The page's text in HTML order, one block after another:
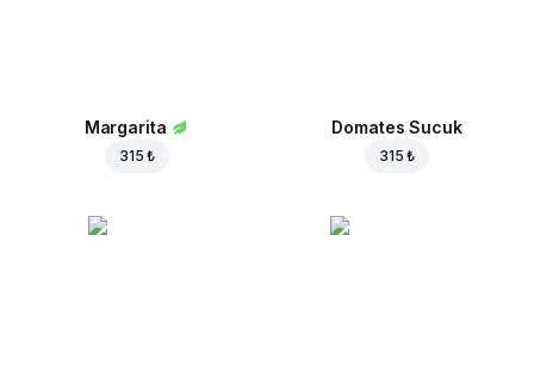
Margarita
315 ₺
Domates Sucuk
315 ₺